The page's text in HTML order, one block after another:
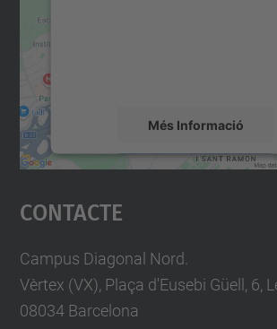
Més Informació
Accepta
powered by
Contacte
Campus Diagonal Nord.
Vèrtex (VX), Plaça d'Eusebi Güell, 6,
08034 Barcelona